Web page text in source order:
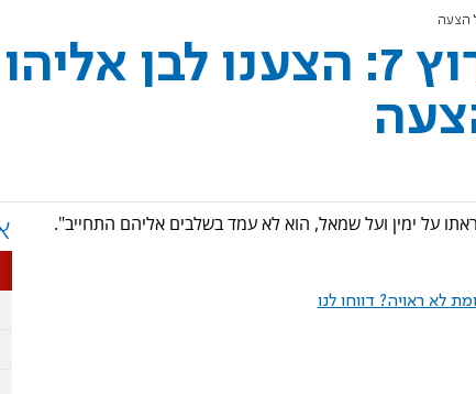
בכיר בקואליציה לערוץ 7: הצענו לבן אליהו
לא ראויה? דווחו לנו